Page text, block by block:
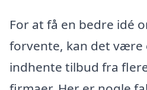
For at få en bedre idé
forvente, kan det være
indhente tilbud fra